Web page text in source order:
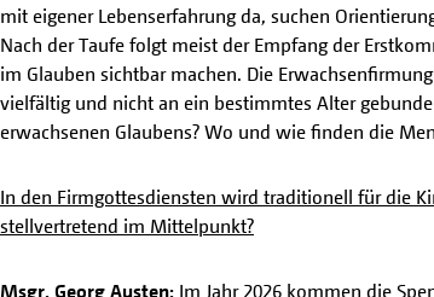
mit eigener Lebenserfahrung da, suchen
Nach der Taufe folgt meist der Empfang der
im Glauben sichtbar machen. Die
vielfältig und nicht an ein bestimmtes Alter
erwachsenen Glaubens? Wo und wie finden die
In den Firmgottesdiensten wird traditionell für die
stellvertretend im Mittelpunkt?
Msgr. Georg Austen: Im Jahr 2026 kommen die